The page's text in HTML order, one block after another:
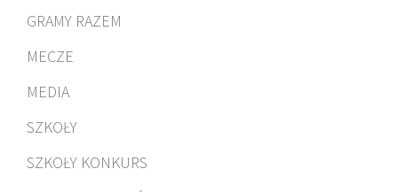
GRAMY RAZEM
MECZE
MEDIA
SZKOŁY
SZKOŁY KONKURS